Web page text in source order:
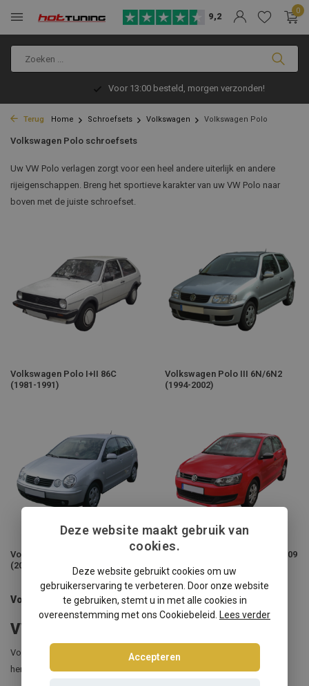
9,2
0
Voor 13:00 besteld, morgen verzonden!
Terug Home Schroefsets Volkswagen Volkswagen Polo
Volkswagen Polo schroefsets
Uw VW Polo verlagen zorgt voor een heel andere uiterlijk en andere
rijeigenschappen. Breng het sportieve karakter van uw VW Polo naar
boven met de juiste schroefset.
Volkswagen Polo I+II 86C
(1981-1991)
Volkswagen Polo III 6N/6N2
(1994-2002)
Volkswagen Polo IV 9N/9N3
(2002-2012)
Volkswagen Polo V 6R/6C (2009
-)
Volkswagen Polo schroefsets
VW Polo schroefset
Voor iedere generatie VW Polo vindt u bij ons de juiste schroefset om
hem veilig te verlagen.
Deze website maakt gebruik van
cookies.
Deze website gebruikt cookies om uw
gebruikerservaring te verbeteren. Door onze website
te gebruiken, stemt u in met alle cookies in
overeenstemming met ons Cookiebeleid.
Lees verder
Accepteren